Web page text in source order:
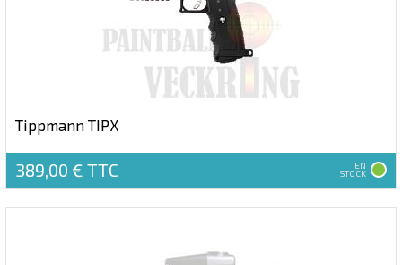
Tippmann TIPX
389,00 € TTC EN
STOCK